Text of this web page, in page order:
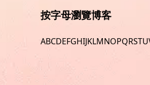
按字母瀏覽博客
ABCDEFGHIJKLMNOPQRSTU